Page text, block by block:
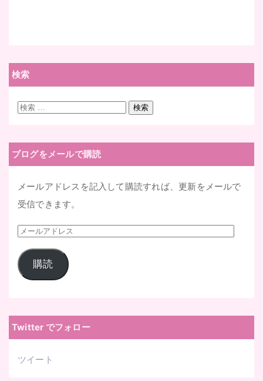
検索
検
検索
ブログをメールで購読
メールアドレスを記入して購読すれば、更新をメールで
受信できます。
メ
ー
ル
ア
レ
購読
Twitter でフォロー
ツイート